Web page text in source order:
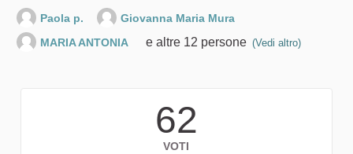
Paola p.
Giovanna Maria Mura
MARIA ANTONIA
e altre 12 persone (Vedi altro)
62
VOTI